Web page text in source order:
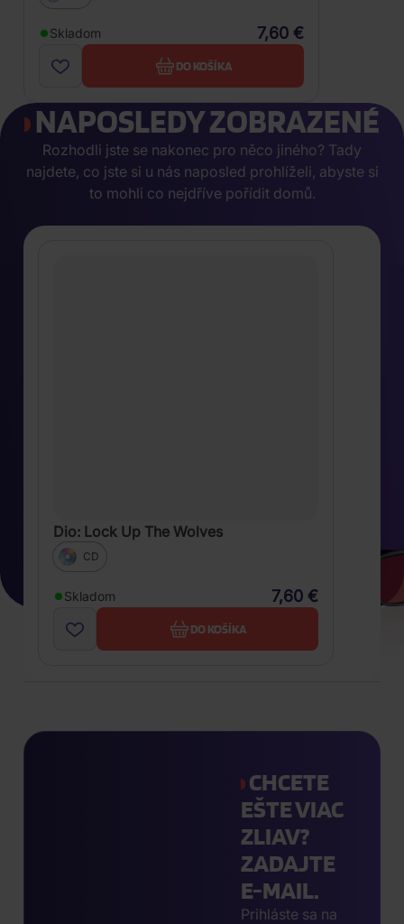
Skladom 7,60 €
DO KOŠÍKA
NAPOSLEDY ZOBRAZENÉ
Rozhodli jste se nakonec pro něco jiného? Tady
najdete, co jste si u nás naposled prohlíželi, abyste si
to mohli co nejdříve pořídit domů.
Dio: Lock Up The Wolves
CD
Skladom 7,60 €
DO KOŠÍKA
CHCETE
EŠTE VIAC
ZLIAV?
ZADAJTE
E-MAIL.
Prihláste sa na